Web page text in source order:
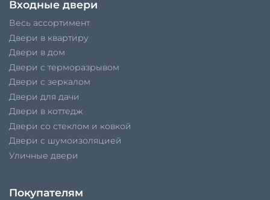
Входные двери
Весь ассортимент
Двери в квартиру
Двери в дом
Двери с терморазрывом
Двери с зеркалом
Двери для дачи
Двери в коттедж
Двери со стеклом и ковкой
Двери с шумоизоляцией
Уличные двери
Покупателям